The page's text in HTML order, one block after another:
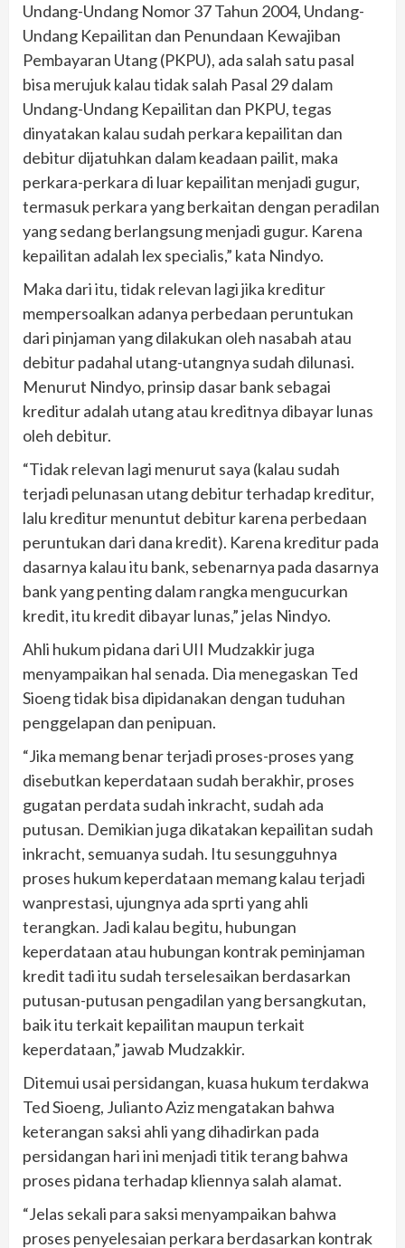
Undang-Undang Nomor 37 Tahun 2004, Undang-
Undang Kepailitan dan Penundaan Kewajiban
Pembayaran Utang (PKPU), ada salah satu pasal
bisa merujuk kalau tidak salah Pasal 29 dalam
Undang-Undang Kepailitan dan PKPU, tegas
dinyatakan kalau sudah perkara kepailitan dan
debitur dijatuhkan dalam keadaan pailit, maka
perkara-perkara di luar kepailitan menjadi gugur,
termasuk perkara yang berkaitan dengan peradilan
yang sedang berlangsung menjadi gugur. Karena
kepailitan adalah lex specialis,” kata Nindyo.
Maka dari itu, tidak relevan lagi jika kreditur
mempersoalkan adanya perbedaan peruntukan
dari pinjaman yang dilakukan oleh nasabah atau
debitur padahal utang-utangnya sudah dilunasi.
Menurut Nindyo, prinsip dasar bank sebagai
kreditur adalah utang atau kreditnya dibayar lunas
oleh debitur.
“Tidak relevan lagi menurut saya (kalau sudah
terjadi pelunasan utang debitur terhadap kreditur,
lalu kreditur menuntut debitur karena perbedaan
peruntukan dari dana kredit). Karena kreditur pada
dasarnya kalau itu bank, sebenarnya pada dasarnya
bank yang penting dalam rangka mengucurkan
kredit, itu kredit dibayar lunas,” jelas Nindyo.
Ahli hukum pidana dari UII Mudzakkir juga
menyampaikan hal senada. Dia menegaskan Ted
Sioeng tidak bisa dipidanakan dengan tuduhan
penggelapan dan penipuan.
“Jika memang benar terjadi proses-proses yang
disebutkan keperdataan sudah berakhir, proses
gugatan perdata sudah inkracht, sudah ada
putusan. Demikian juga dikatakan kepailitan sudah
inkracht, semuanya sudah. Itu sesungguhnya
proses hukum keperdataan memang kalau terjadi
wanprestasi, ujungnya ada sprti yang ahli
terangkan. Jadi kalau begitu, hubungan
keperdataan atau hubungan kontrak peminjaman
kredit tadi itu sudah terselesaikan berdasarkan
putusan-putusan pengadilan yang bersangkutan,
baik itu terkait kepailitan maupun terkait
keperdataan,” jawab Mudzakkir.
Ditemui usai persidangan, kuasa hukum terdakwa
Ted Sioeng, Julianto Aziz mengatakan bahwa
keterangan saksi ahli yang dihadirkan pada
persidangan hari ini menjadi titik terang bahwa
proses pidana terhadap kliennya salah alamat.
“Jelas sekali para saksi menyampaikan bahwa
proses penyelesaian perkara berdasarkan kontrak